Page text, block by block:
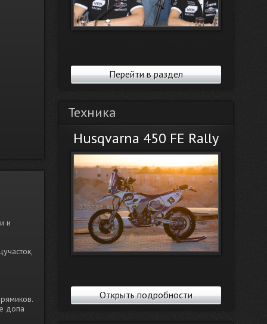
и
допа
Перейти в раздел
Техника
Husqvarna 450 FE Rally
Открыть подробности